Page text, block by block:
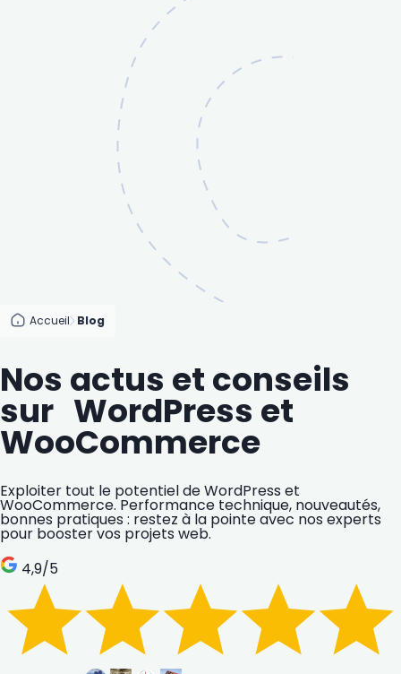
Accueil Blog
Nos actus et conseils
sur WordPress et
WooCommerce
Exploiter tout le potentiel de WordPress et
WooCommerce. Performance technique, nouveautés,
bonnes pratiques : restez à la pointe avec nos experts
pour booster vos projets web.
4,9/5